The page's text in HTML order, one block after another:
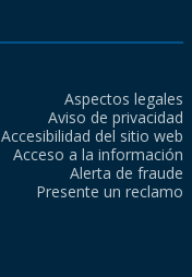
Aspectos legales
Aviso de privacidad
Accesibilidad del sitio web
Acceso a la información
Alerta de fraude
Presente un reclamo